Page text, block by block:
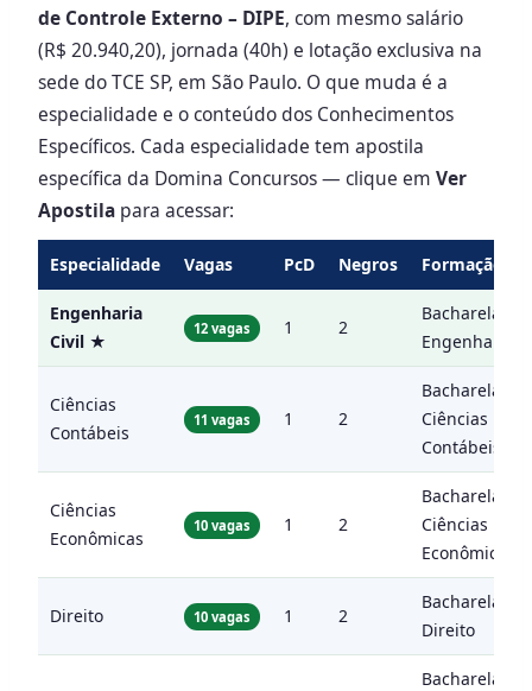
de Controle Externo – DIPE, com mesmo salário
(R$ 20.940,20), jornada (40h) e lotação exclusiva na
sede do TCE SP, em São Paulo. O que muda é a
especialidade e o conteúdo dos Conhecimentos
Específicos. Cada especialidade tem apostila
específica da Domina Concursos — clique em Ver
Apostila para acessar:
Especialidade Vagas PcD Negros Formação
Engenharia
Civil ★
12 vagas 1 2
Bacharelado
Engenharia
Ciências
Contábeis
11 vagas 1 2
Bacharelado
Ciências
Contábeis
Ciências
Econômicas
10 vagas 1 2
Bacharelado
Ciências
Econômicas
Direito 10 vagas 1 2
Bacharelado
Direito
Bacharelado